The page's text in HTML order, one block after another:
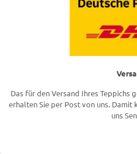
Das für den Versand Ihres Teppichs
erhalten Sie per Post von uns. Damit
uns